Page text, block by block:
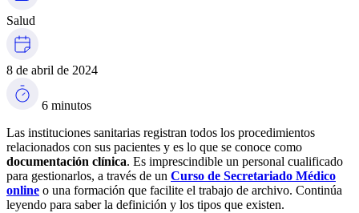
Salud
8 de abril de 2024
6 minutos
Las instituciones sanitarias registran todos los procedimientos
relacionados con sus pacientes y es lo que se conoce como
documentación clínica. Es imprescindible un personal cualificado
para gestionarlos, a través de un Curso de Secretariado Médico
online o una formación que facilite el trabajo de archivo. Continúa
leyendo para saber la definición y los tipos que existen.